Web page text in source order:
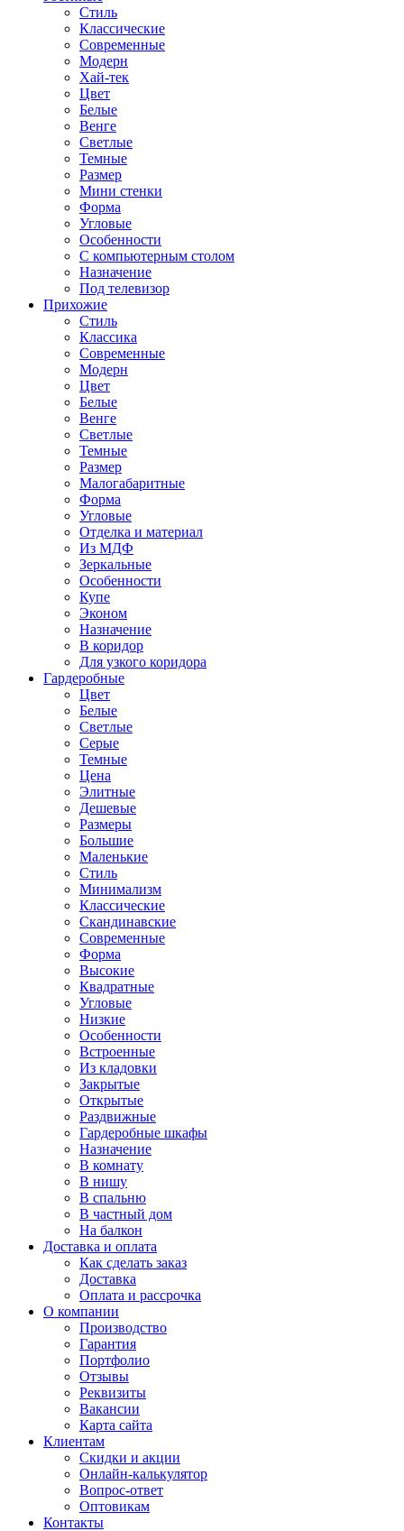
Стиль
Классические
Современные
Модерн
Хай-тек
Цвет
Белые
Венге
Светлые
Темные
Размер
Мини стенки
Форма
Угловые
Особенности
С компьютерным столом
Назначение
Под телевизор
Прихожие
Стиль
Классика
Современные
Модерн
Цвет
Белые
Венге
Светлые
Темные
Размер
Малогабаритные
Форма
Угловые
Отделка и материал
Из МДФ
Зеркальные
Особенности
Купе
Эконом
Назначение
В коридор
Для узкого коридора
Гардеробные
Цвет
Белые
Светлые
Серые
Темные
Цена
Элитные
Дешевые
Размеры
Большие
Маленькие
Стиль
Минимализм
Классические
Скандинавские
Современные
Форма
Высокие
Квадратные
Угловые
Низкие
Особенности
Встроенные
Из кладовки
Закрытые
Открытые
Раздвижные
Гардеробные шкафы
Назначение
В комнату
В нишу
В спальню
В частный дом
На балкон
Доставка и оплата
Как сделать заказ
Доставка
Оплата и рассрочка
О компании
Производство
Гарантия
Портфолио
Отзывы
Реквизиты
Вакансии
Карта сайта
Клиентам
Скидки и акции
Онлайн-калькулятор
Вопрос-ответ
Оптовикам
Контакты